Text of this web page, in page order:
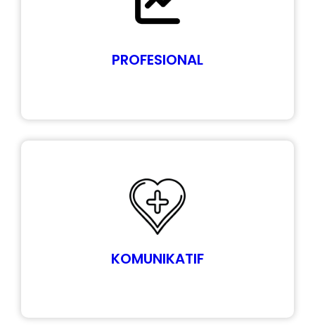
PROFESIONAL
KOMUNIKATIF